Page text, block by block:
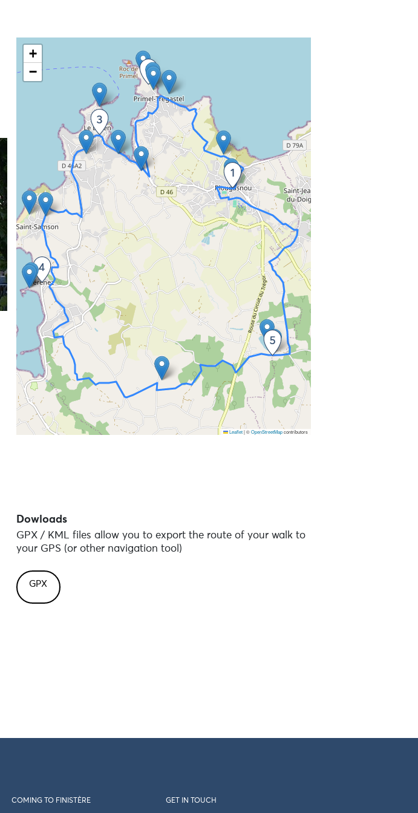
Skip the map and go straight to the information
+
−
Leaflet |©OpenStreetMapcontributors
Dowloads
GPX / KML files allow you to export the route of your walk to
your GPS (or other navigation tool)
GPX
COMING TO FINISTÈRE GET IN TOUCH